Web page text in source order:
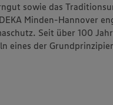
sowie das
Minden-Hannover
Seit über 100
eines der